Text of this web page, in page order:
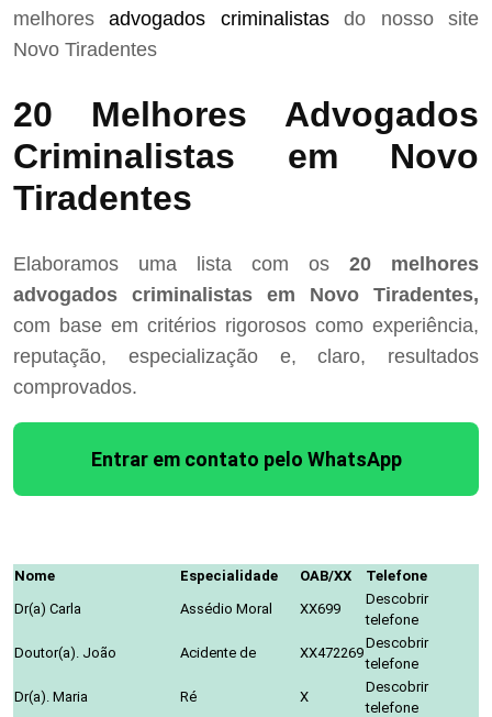
melhoresadvogados criminalistasdo nosso site
Novo Tiradentes
20 Melhores Advogados
Criminalistas em Novo
Tiradentes
Elaboramos uma lista com os 20 melhores
advogados criminalistas em Novo Tiradentes,
com base em critérios rigorosos como experiência,
reputação, especialização e, claro, resultados
comprovados.
Entrar em contato pelo WhatsApp
Nome Especialidade OAB/XX
Telefone
Dr(a) Carla
Assédio Moral XX699
Descobrir
telefone
Doutor(a). João
Acidente de XX472269
Descobrir
telefone
Dr(a). Maria
Ré X
Descobrir
telefone